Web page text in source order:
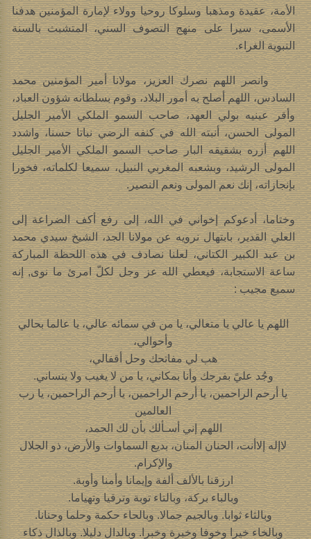
الأمة، عقيدة ومذهبا وسلوكا روحيا وولاء لإمارة المؤمنين هدفنا
الأسمى، سيرا على منهج التصوف السني، المتشبث بالسنة
النبوية الغراء.
وانصر اللهم نصرك العزيز، مولانا أمير المؤمنين محمد
السادس، اللهم أصلح به أمور البلاد، وقوم بسلطانه شؤون العباد،
وأقر عينيه بولي العهد، صاحب السمو الملكي الأمير الجليل
المولى الحسن، أنبته الله في كنفه الرضي نباتا حسنا، واشدد
اللهم أزره بشقيقه البار صاحب السمو الملكي الأمير الجليل
المولى الرشيد، وبشعبه المغربي النبيل، سميعا لكلماته، فخورا
بإنجازاته، إنك نعم المولى ونعم النصير.
وختاما، أدعوكم إخواني في الله، إلى رفع أكف الضراعة إلى
العلي القدير، بابتهال نرويه عن مولانا الجد، الشيخ سيدي محمد
بن عبد الكبير الكتاني، لعلنا نصادف في هذه اللحظة المباركة
ساعة الاستجابة، فيعطي الله عز وجل لكلّ امرئ ما نوى, إنه
سميع مجيب :
اللهم يا عالي يا متعالي، يا من في سمائه عالي، يا عالما بحالي
وأحوالي،
هب لي مفاتحك وحل أقفالي،
وجُد عليً بفرجك وأنا بمكاني، يا من لا يغيب ولا ينساني.
يا أرحم الراحمين، يا أرحم الراحمين، يا أرحم الراحمين، يا رب
العالمين
اللهم إني أسـألك بأن لك الحمد،
لاإله إلاأنت، الحنان المنان، بديع السماوات والأرض، ذو الجلال
والإكرام.
ارزقنا بالألف ألفة وإيمانا وأمنا وأوبة.
وبالباء بركة، وبالتاء توبة وترقيا وتهياما.
وبالثاء ثوابا. وبالجيم جمالا. وبالحاء حكمة وحلما وحنانا.
وبالخاء خيرا وخوفا وخبرة وخبرا. وبالدال دليلا. وبالذال ذكاء